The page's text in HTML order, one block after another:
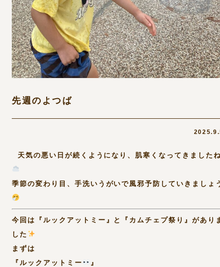
先週のよつば
天気の悪い日が続くようになり、肌寒くなってきました
季節の変わり目、手洗いうがいで風邪予防していきましょ
今回は『ルックアットミー』と『カムチェプ祭り』があり
した
まずは
『ルックアットミー
』